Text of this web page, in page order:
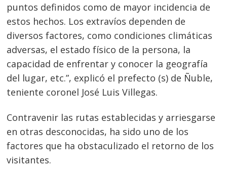
puntos definidos como de mayor incidencia de
estos hechos. Los extravíos dependen de
diversos factores, como condiciones climáticas
adversas, el estado físico de la persona, la
capacidad de enfrentar y conocer la geografía
del lugar, etc.”, explicó el prefecto (s) de Ñuble,
teniente coronel José Luis Villegas.
Contravenir las rutas establecidas y arriesgarse
en otras desconocidas, ha sido uno de los
factores que ha obstaculizado el retorno de los
visitantes.